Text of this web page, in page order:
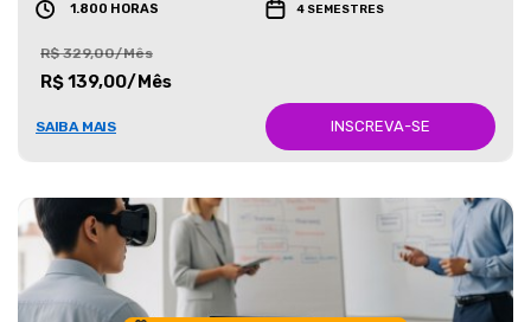
1.800 HORAS 4 SEMESTRES
R$ 329,00/Mês
R$ 139,00/Mês
SAIBA MAIS INSCREVA-SE